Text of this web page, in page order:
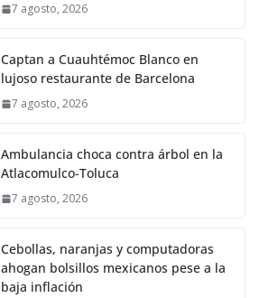
7 agosto, 2026
Captan a Cuauhtémoc Blanco en
lujoso restaurante de Barcelona
7 agosto, 2026
Ambulancia choca contra árbol en la
Atlacomulco-Toluca
7 agosto, 2026
Cebollas, naranjas y computadoras
ahogan bolsillos mexicanos pese a la
baja inflación